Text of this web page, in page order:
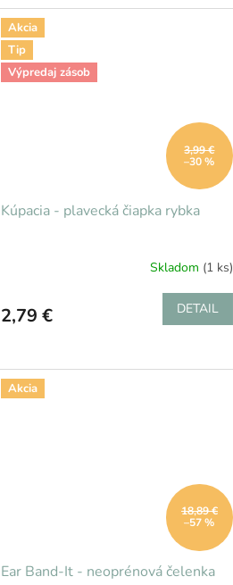
Akcia
Tip
Výpredaj zásob
3,99 €
–30 %
Kúpacia - plavecká čiapka rybka
Skladom (1 ks)
2,79 € DETAIL
Akcia
18,89 €
–57 %
Ear Band-It - neoprénová čelenka